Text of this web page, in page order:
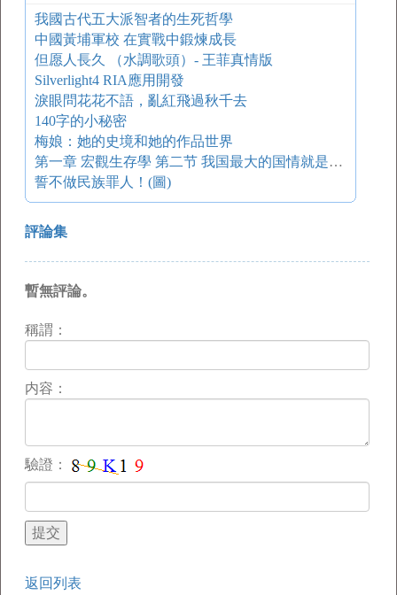
我國古代五大派智者的生死哲學
中國黃埔軍校 在實戰中鍛煉成長
但愿人長久 （水調歌頭）- 王菲真情版
Silverlight4 RIA應用開發
淚眼問花花不語，亂紅飛過秋千去
140字的小秘密
梅娘：她的史境和她的作品世界
第一章 宏觀生存學 第二节 我国最大的国情就是人治
誓不做民族罪人！(圖)
評論集
暫無評論。
稱謂：
内容：
驗證：
返回列表